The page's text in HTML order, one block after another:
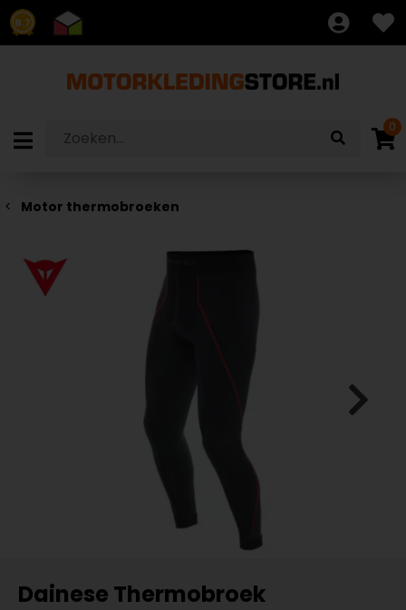
8.7
0
Motor thermobroeken
Dainese Thermobroek